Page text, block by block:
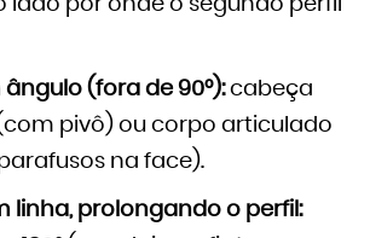
lado por onde o segundo perfil
(fora de 90°):cabeça
pivô) ou corpo articulado
na face).
linha, prolongando o perfil: